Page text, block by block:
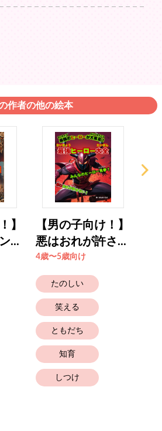
作者の他の絵本
】
...
【男の子向け！】
悪はおれが許さ...
4歳〜5歳向け
たのしい
笑える
ともだち
知育
しつけ